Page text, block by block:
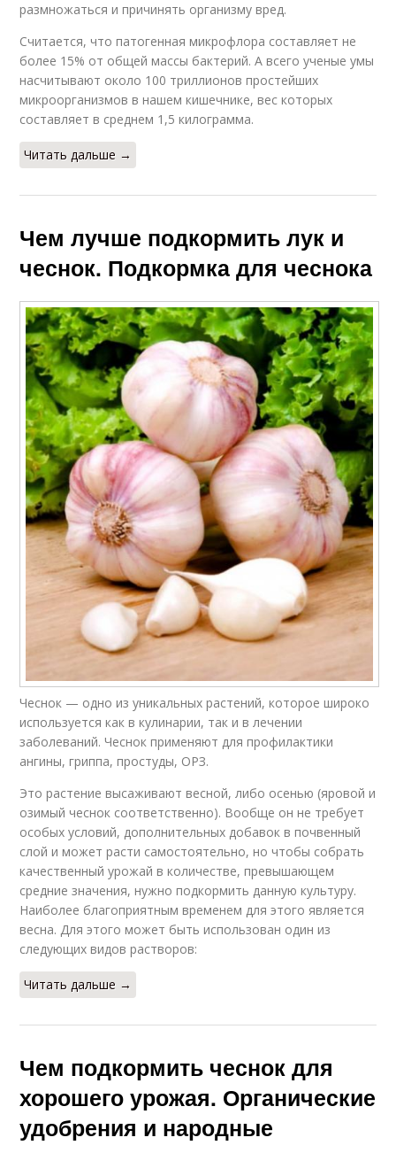
размножаться и причинять организму вред.
Считается, что патогенная микрофлора составляет не
более 15% от общей массы бактерий. А всего ученые умы
насчитывают около 100 триллионов простейших
микроорганизмов в нашем кишечнике, вес которых
составляет в среднем 1,5 килограмма.
Читать дальше →
Чем лучше подкормить лук и
чеснок. Подкормка для чеснока
Чеснок — одно из уникальных растений, которое широко
используется как в кулинарии, так и в лечении
заболеваний. Чеснок применяют для профилактики
ангины, гриппа, простуды, ОРЗ.
Это растение высаживают весной, либо осенью (яровой и
озимый чеснок соответственно). Вообще он не требует
особых условий, дополнительных добавок в почвенный
слой и может расти самостоятельно, но чтобы собрать
качественный урожай в количестве, превышающем
средние значения, нужно подкормить данную культуру.
Наиболее благоприятным временем для этого является
весна. Для этого может быть использован один из
следующих видов растворов:
Читать дальше →
Чем подкормить чеснок для
хорошего урожая. Органические
удобрения и народные